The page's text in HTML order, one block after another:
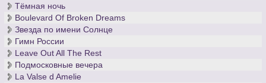
Тёмная ночь
Boulevard Of Broken Dreams
Звезда по имени Солнце
Гимн России
Leave Out All The Rest
Подмосковные вечера
La Valse d Amelie